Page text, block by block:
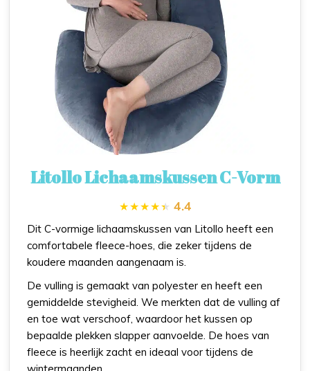
Litollo Lichaamskussen C-Vorm
4.4
Dit C-vormige lichaamskussen van Litollo heeft een
comfortabele fleece-hoes, die zeker tijdens de
koudere maanden aangenaam is.
De vulling is gemaakt van polyester en heeft een
gemiddelde stevigheid. We merkten dat de vulling af
en toe wat verschoof, waardoor het kussen op
bepaalde plekken slapper aanvoelde. De hoes van
fleece is heerlijk zacht en ideaal voor tijdens de